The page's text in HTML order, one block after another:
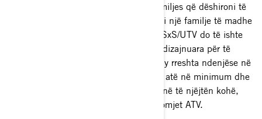
plotësisht nga numri i anëtarëve të familjes që dëshironi të
merrni me vete si pasagjerë. Nëse keni një familje të madhe
dhe prisni të sillni 2-5 pasagjerë, një SxS/UTV do të ishte
zgjidhja më e mirë për ju. Ato janë të dizajnuara për të
mbajtur rehat deri në 6 persona, me dy rreshta ndenjëse në
disa modele. Nëse dëshironi ta mbani atë në minimum dhe
të mbani vetëm një anëtar të familjes në të njëjtën kohë,
mund të shkoni lehtësisht me një automjet ATV.